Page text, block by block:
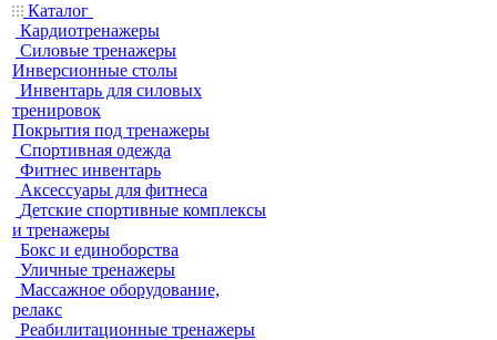
Каталог
Кардиотренажеры
Силовые тренажеры
Инверсионные столы
Инвентарь для силовых
тренировок
Покрытия под тренажеры
Спортивная одежда
Фитнес инвентарь
Аксессуары для фитнеса
Детские спортивные комплексы
и тренажеры
Бокс и единоборства
Уличные тренажеры
Массажное оборудование,
релакс
Реабилитационные тренажеры